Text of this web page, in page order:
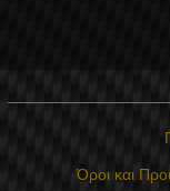
Όροι και